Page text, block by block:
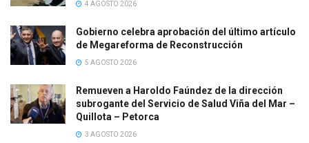
4 AGOSTO 2026
Gobierno celebra aprobación del último artículo
de Megareforma de Reconstrucción
5 AGOSTO 2026
Remueven a Haroldo Faúndez de la dirección
subrogante del Servicio de Salud Viña del Mar –
Quillota – Petorca
3 AGOSTO 2026